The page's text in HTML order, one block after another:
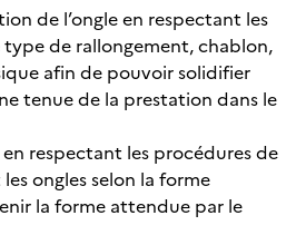
de l’ongle en respectant les
type de rallongement, chablon,
afin de pouvoir solidifier
tenue de la prestation dans le
en respectant les procédures de
ongles selon la forme
la forme attendue par le